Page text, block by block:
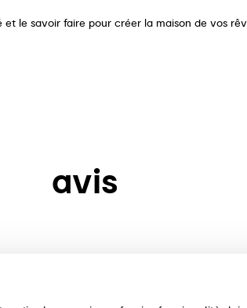
le savoir faire pour créer la maison de vos
avis
monomarchio con una esposizione molto